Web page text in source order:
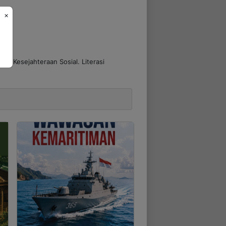
Kesejahteraan Sosial. Literasi
×